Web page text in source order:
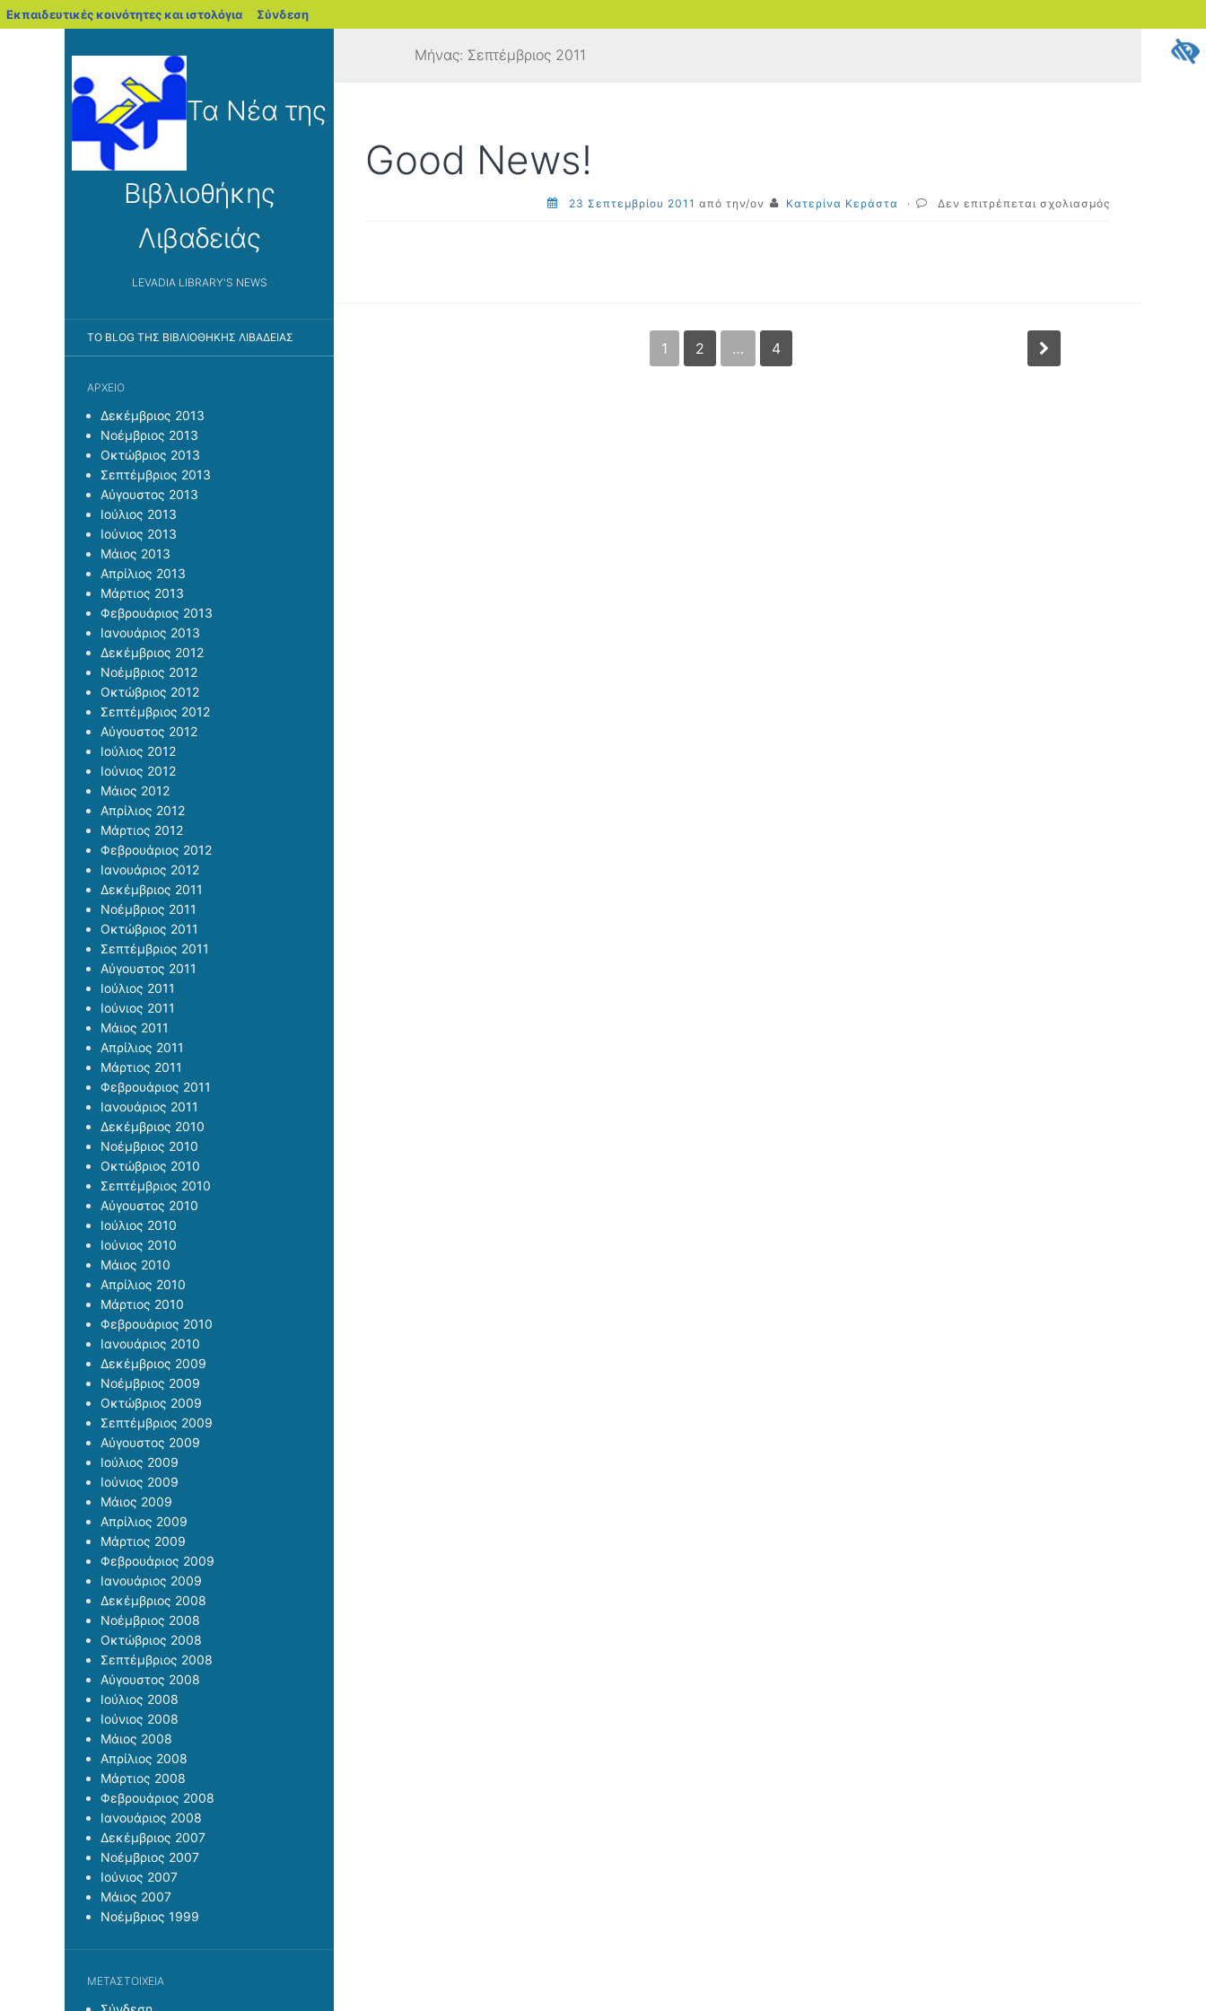
Εκπαιδευτικές κοινότητες και ιστολόγια blogs.sch.gr
Σύνδεση
Τα Νέα της
Βιβλιοθήκης
Λιβαδειάς
LEVADIA LIBRARY'S NEWS
ΤΟ BLOG ΤΗΣ ΒΙΒΛΙΟΘΉΚΗΣ ΛΙΒΑΔΕΙΆΣ
ΑΡΧΕΊΟ
Δεκέμβριος 2013
Νοέμβριος 2013
Οκτώβριος 2013
Σεπτέμβριος 2013
Αύγουστος 2013
Ιούλιος 2013
Ιούνιος 2013
Μάιος 2013
Απρίλιος 2013
Μάρτιος 2013
Φεβρουάριος 2013
Ιανουάριος 2013
Δεκέμβριος 2012
Νοέμβριος 2012
Οκτώβριος 2012
Σεπτέμβριος 2012
Αύγουστος 2012
Ιούλιος 2012
Ιούνιος 2012
Μάιος 2012
Απρίλιος 2012
Μάρτιος 2012
Φεβρουάριος 2012
Ιανουάριος 2012
Δεκέμβριος 2011
Νοέμβριος 2011
Οκτώβριος 2011
Σεπτέμβριος 2011
Αύγουστος 2011
Ιούλιος 2011
Ιούνιος 2011
Μάιος 2011
Απρίλιος 2011
Μάρτιος 2011
Φεβρουάριος 2011
Ιανουάριος 2011
Δεκέμβριος 2010
Νοέμβριος 2010
Οκτώβριος 2010
Σεπτέμβριος 2010
Αύγουστος 2010
Ιούλιος 2010
Ιούνιος 2010
Μάιος 2010
Απρίλιος 2010
Μάρτιος 2010
Φεβρουάριος 2010
Ιανουάριος 2010
Δεκέμβριος 2009
Νοέμβριος 2009
Οκτώβριος 2009
Σεπτέμβριος 2009
Αύγουστος 2009
Ιούλιος 2009
Ιούνιος 2009
Μάιος 2009
Απρίλιος 2009
Μάρτιος 2009
Φεβρουάριος 2009
Ιανουάριος 2009
Δεκέμβριος 2008
Νοέμβριος 2008
Οκτώβριος 2008
Σεπτέμβριος 2008
Αύγουστος 2008
Ιούλιος 2008
Ιούνιος 2008
Μάιος 2008
Απρίλιος 2008
Μάρτιος 2008
Φεβρουάριος 2008
Ιανουάριος 2008
Δεκέμβριος 2007
Νοέμβριος 2007
Ιούνιος 2007
Μάιος 2007
Νοέμβριος 1999
ΜΕΤΑΣΤΟΙΧΕΊΑ
Μήνας: Σεπτέμβριος 2011
Good News!
23 Σεπτεμβρίου 2011 από την/ον Κατερίνα Κεράστα · Δεν επιτρέπεται σχολιασμός
1 2 … 4